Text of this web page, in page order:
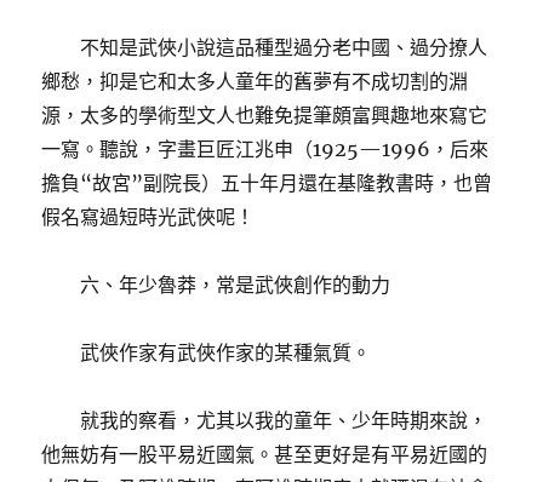
不知是武俠小說這品種型過分老中國、過分撩人
鄉愁，抑是它和太多人童年的舊夢有不成切割的淵
源，太多的學術型文人也難免提筆頗富興趣地來寫它
一寫。聽說，字畫巨匠江兆申（1925—1996，后來
擔負“故宮”副院長）五十年月還在基隆教書時，也曾
假名寫過短時光武俠呢！
六、年少魯莽，常是武俠創作的動力
武俠作家有武俠作家的某種氣質。
就我的察看，尤其以我的童年、少年時期來說，
他無妨有一股平易近國氣。甚至更好是有平易近國的